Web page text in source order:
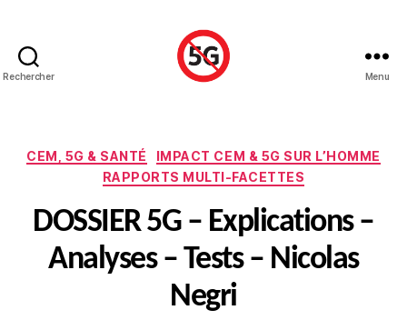
Rechercher Menu
Catégories
CEM, 5G & SANTÉ
IMPACT CEM & 5G SUR L’HOMME
RAPPORTS MULTI-FACETTES
DOSSIER 5G – Explications –
Analyses – Tests – Nicolas
Negri